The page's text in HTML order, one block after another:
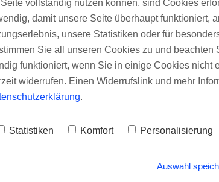
die Geschwindigkeit der Website,
die Antwortzeit des Servers
einsetzt.
XML-Sitemapund aktualisiere
Datei.
und
Analyse-Tools.
vollständig nutzen können, sind Cookies
damit unsere Seite überhaupt funktioniert,
unsere Statistiken oder für
Sie all unseren Cookies zu und beachten
funktioniert, wenn Sie in einige Cookies nicht
widerrufen. Einen Widerrufslink und mehr
.
Statistiken Komfort Personalisierung
Auswahl